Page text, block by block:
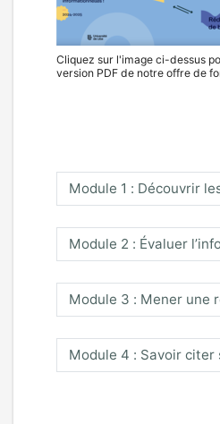
Cliquez sur l'image ci-dessus
version PDF de notre offre de
Module 1 : Découvrir
Module 2 : Évaluer
Module 3 : Mener une
Module 4 : Savoir citer